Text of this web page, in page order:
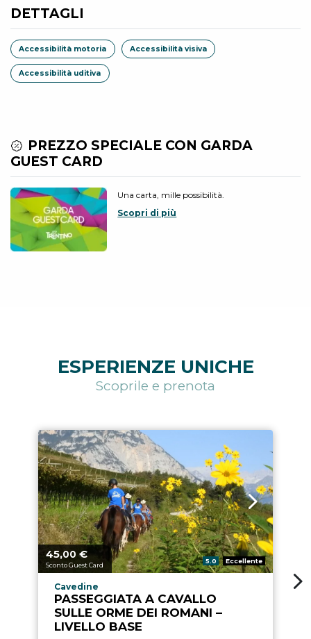
DETTAGLI
Accessibilità motoria Accessibilità visiva
Accessibilità uditiva
PREZZO SPECIALE CON GARDA
GUEST CARD
Una carta, mille possibilità.
Scopri di più
ESPERIENZE UNICHE
Scoprile e prenota
Prezzo a partire da
45,00 €
Sconto Guest Card
Valutazione:
5.0 Eccellente
Località esperienza
Cavedine
PASSEGGIATA A CAVALLO
SULLE ORME DEI ROMANI –
LIVELLO BASE